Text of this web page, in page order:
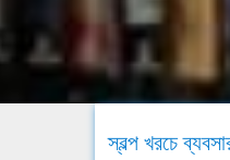
স্বল্প খরচে